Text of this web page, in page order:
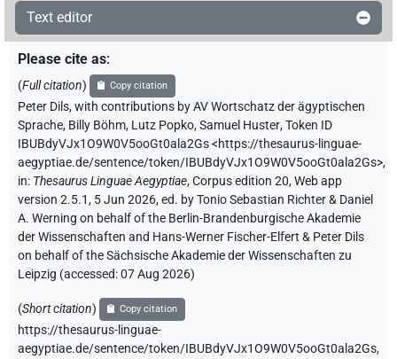
Text editor
Please cite as:
(Full citation) Copy citation
Peter Dils,with contributions byAV Wortschatz der ägyptischen
Sprache, Billy Böhm, Lutz Popko,Samuel Huster,Token ID
IBUBdyVJx1O9W0V5ooGt0ala2Gs<https://thesaurus-linguae-
aegyptiae.de/sentence/token/IBUBdyVJx1O9W0V5ooGt0ala2Gs>,
in: Thesaurus Linguae Aegyptiae,Corpus edition 20, Web app
version 2.5.1, 5 Jun 2026, ed. by Tonio Sebastian Richter & Daniel
A. Werning on behalf of the Berlin-Brandenburgische Akademie
der Wissenschaften and Hans-Werner Fischer-Elfert & Peter Dils
on behalf of the Sächsische Akademie der Wissenschaften zu
Leipzig (accessed:07 Aug 2026)
(Short citation) Copy citation
https://thesaurus-linguae-
aegyptiae.de/sentence/token/IBUBdyVJx1O9W0V5ooGt0ala2Gs,